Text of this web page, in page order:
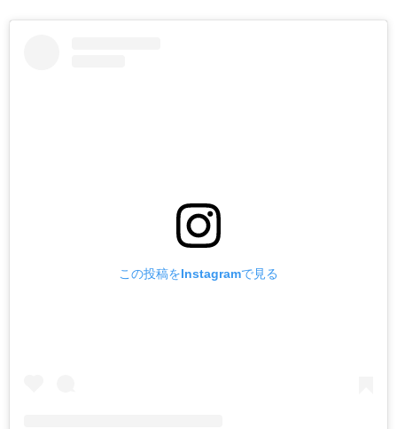
この投稿をInstagramで見る